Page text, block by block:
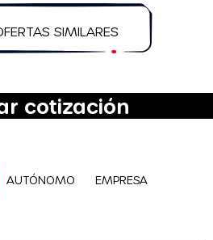
SIMILARES
cotización
AUTÓNOMO EMPRESA